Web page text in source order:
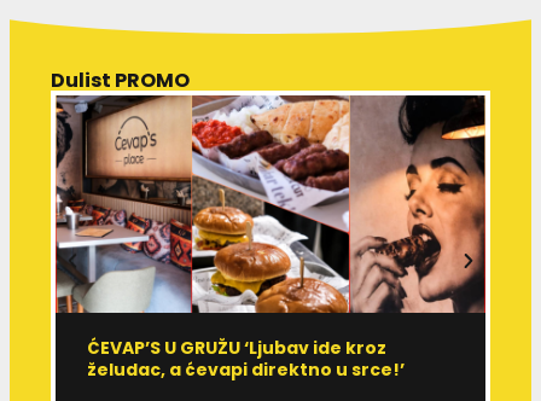
Dulist PROMO
ĆEVAP’S U GRUŽU ‘Ljubav ide kroz
želudac, a ćevapi direktno u srce!’